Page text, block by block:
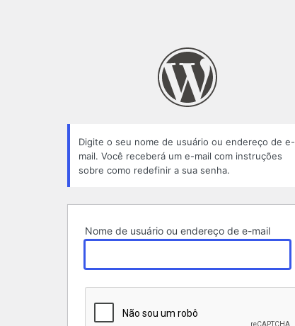
Digite o seu nome de usuário ou endereço de e-
mail. Você receberá um e-mail com instruções
sobre como redefinir a sua senha.
Nome de usuário ou endereço de e-mail